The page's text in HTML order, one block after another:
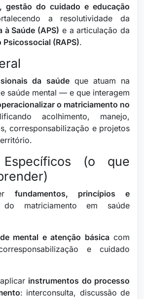
gestão do cuidado e educação
a resolutividade da
à Saúde (APS) e a articulação da
Psicossocial (RAPS).
da saúdeque atuam na
saúde mental — e que interagem
o matriciamento no
acolhimento, manejo,
corresponsabilização e projetos
Específicos (o que
fundamentos, princípios e
do matriciamento em saúde
mental e atenção básicacom
e cuidado
instrumentos do processo
: interconsulta, discussão de